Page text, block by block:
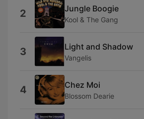
2 Jungle Boogie
Kool & The Gang
3 Light and Shadow
Vangelis
4 Chez Moi
Blossom Dearie